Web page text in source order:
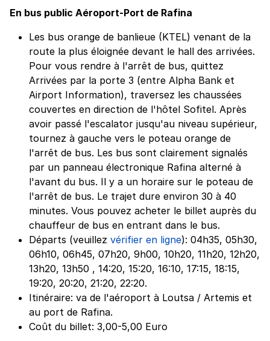
En bus public Aéroport-Port de Rafina
Les bus orange de banlieue (KTEL) venant de la
route la plus éloignée devant le hall des arrivées.
Pour vous rendre à l'arrêt de bus, quittez
Arrivées par la porte 3 (entre Alpha Bank et
Airport Information), traversez les chaussées
couvertes en direction de l'hôtel Sofitel. Après
avoir passé l'escalator jusqu'au niveau supérieur,
tournez à gauche vers le poteau orange de
l'arrêt de bus. Les bus sont clairement signalés
par un panneau électronique Rafina alterné à
l'avant du bus. Il y a un horaire sur le poteau de
l'arrêt de bus. Le trajet dure environ 30 à 40
minutes. Vous pouvez acheter le billet auprès du
chauffeur de bus en entrant dans le bus.
Départs (veuillez vérifier en ligne): 04h35, 05h30,
06h10, 06h45, 07h20, 9h00, 10h20, 11h20, 12h20,
13h20, 13h50 , 14:20, 15:20, 16:10, 17:15, 18:15,
19:20, 20:20, 21:20, 22:20.
Itinéraire: va de l'aéroport à Loutsa / Artemis et
au port de Rafina.
Coût du billet: 3,00-5,00 Euro